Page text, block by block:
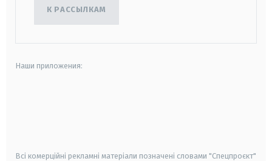
К РАССЫЛКАМ
Наши приложения:
Всі комерційні рекламні матеріали позначені словами "Спецпроєкт"